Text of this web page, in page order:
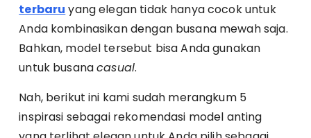
terbaru yang elegan tidak hanya cocok untuk
Anda kombinasikan dengan busana mewah saja.
Bahkan, model tersebut bisa Anda gunakan
untuk busanacasual.
Nah, berikut ini kami sudah merangkum 5
inspirasi sebagai rekomendasi model anting